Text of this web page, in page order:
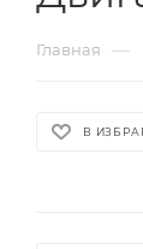
Главная —
В